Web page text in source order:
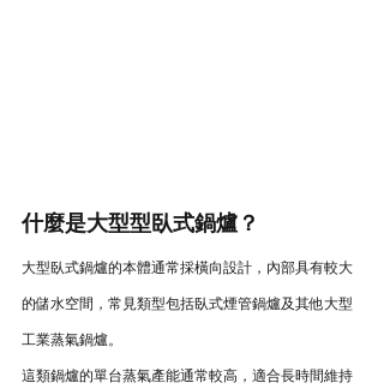
什麼是大型型臥式鍋爐？
大型臥式鍋爐的本體通常採橫向設計，內部具有較大
的儲水空間，常見類型包括臥式煙管鍋爐及其他大型
工業蒸氣鍋爐。
這類鍋爐的單台蒸氣產能通常較高，適合長時間維持